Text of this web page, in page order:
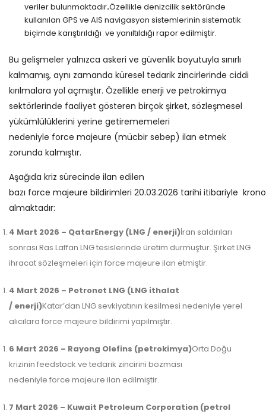
veriler bulunmaktadır.Özellikle denizcilik sektöründe
kullanılan GPS ve AIS navigasyon sistemlerinin sistematik
biçimde karıştırıldığı ve yanıltıldığı rapor edilmiştir.
Bu gelişmeler yalnızca askeri ve güvenlik boyutuyla sınırlı
kalmamış, aynı zamanda küresel tedarik zincirlerinde ciddi
kırılmalara yol açmıştır. Özellikle enerji ve petrokimya
sektörlerinde faaliyet gösteren birçok şirket, sözleşmesel
yükümlülüklerini yerine getirememeleri
nedeniyle force majeure (mücbir sebep) ilan etmek
zorunda kalmıştır.
Aşağıda kriz sürecinde ilan edilen
bazı force majeure bildirimleri 20.03.2026 tarihi itibariyle
almaktadır:
4 Mart 2026 – QatarEnergy (LNG / enerji)İran saldırıları
sonrası Ras Laffan LNG tesislerinde üretim durmuştur. Şirket LNG
ihracat sözleşmeleri için force majeure ilan etmiştir.
4 Mart 2026 – Petronet LNG (LNG ithalat
/ enerji)Katar’dan LNG sevkiyatının kesilmesi nedeniyle yerel
alıcılara force majeure bildirimi yapılmıştır.
6 Mart 2026 – Rayong Olefins (petrokimya)Orta Doğu
krizinin feedstock ve tedarik zincirini bozması
nedeniyle force majeure ilan edilmiştir.
7 Mart 2026 – Kuwait Petroleum Corporation (petrol